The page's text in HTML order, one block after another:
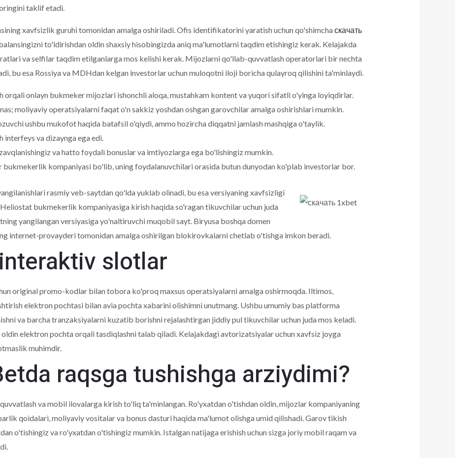
taklif etadi.
xavfsizlik guruhi tomonidan amalga oshiriladi. Ofis identifikatorini yaratish uchun qo'shimchaскачать
to'ldirishdan oldin shaxsiy hisobingizda aniq ma'lumotlarni taqdim etishingiz kerak. Kelajakda
va selfilar taqdim etilganlarga mos kelishi kerak. Mijozlarni qo'llab-quvvatlash operatorlari bir nechta
bu esa Rossiya va MDHdan kelgan investorlar uchun muloqotni iloji boricha qulayroq qilishini ta'minlaydi.
orqali onlayn bukmeker mijozlari ishonchli aloqa, mustahkam kontent va yuqori sifatli o'yinga loyiqdirlar.
moliyaviy operatsiyalarni faqat o'n sakkiz yoshdan oshgan garovchilar amalga oshirishlari mumkin.
ushbu mukofot haqida batafsil o'qiydi, ammo hozircha diqqatni jamlash mashqiga o'taylik.
interfeys va dizaynga ega edi.
va hatto foydali bonuslar va imtiyozlarga ega bo'lishingiz mumkin.
bukmekerlik kompaniyasi bo'lib, uning foydalanuvchilari orasida butun dunyodan ko'plab investorlar bor.
rasmiy veb-saytdan qo'lda yuklab olinadi, bu esa versiyaning xavfsizligi
bukmekerlik kompaniyasiga kirish haqida so'ragan tikuvchilar uchun juda
yangilangan versiyasiga yo'naltiruvchi muqobil sayt. Biryusa boshqa domen
internet-provayderi tomonidan amalga oshirilgan blokirovkalarni chetlab o'tishga imkon beradi.
slotlar
original promo-kodlar bilan tobora ko'proq maxsus operatsiyalarni amalga oshirmoqda. Iltimos,
elektron pochtasi bilan avia pochta xabarini olishimni unutmang. Ushbu umumiy bas platforma
va barcha tranzaksiyalarni kuzatib borishni rejalashtirgan jiddiy pul tikuvchilar uchun juda mos keladi.
elektron pochta orqali tasdiqlashni talab qiladi. Kelajakdagi avtorizatsiyalar uchun xavfsiz joyga
muhimdir.
raqsga tushishga arziydimi?
va mobil ilovalarga kirish to'liq ta'minlangan. Ro'yxatdan o'tishdan oldin, mijozlar kompaniyaning
qoidalari, moliyaviy vositalar va bonus dasturi haqida ma'lumot olishga umid qilishadi. Garov tikish
o'tishingiz va ro'yxatdan o'tishingiz mumkin. Istalgan natijaga erishish uchun sizga joriy mobil raqam va